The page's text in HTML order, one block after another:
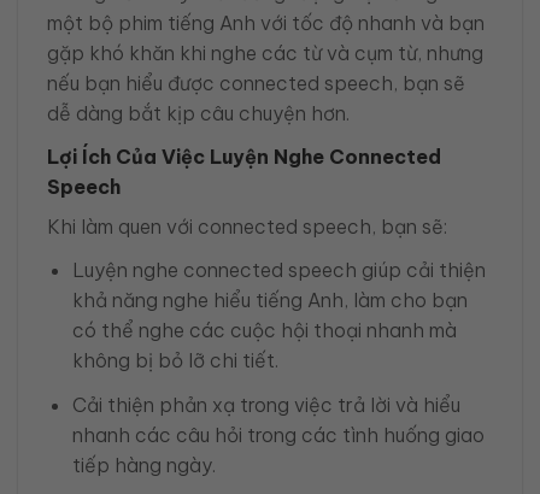
một bộ phim tiếng Anh với tốc độ nhanh và bạn
gặp khó khăn khi nghe các từ và cụm từ, nhưng
nếu bạn hiểu được connected speech, bạn sẽ
dễ dàng bắt kịp câu chuyện hơn.
Lợi Ích Của Việc Luyện Nghe Connected
Speech
Khi làm quen với connected speech, bạn sẽ:
Luyện nghe connected speech giúp cải thiện
khả năng nghe hiểu tiếng Anh, làm cho bạn
có thể nghe các cuộc hội thoại nhanh mà
không bị bỏ lỡ chi tiết.
Cải thiện phản xạ trong việc trả lời và hiểu
nhanh các câu hỏi trong các tình huống giao
tiếp hàng ngày.